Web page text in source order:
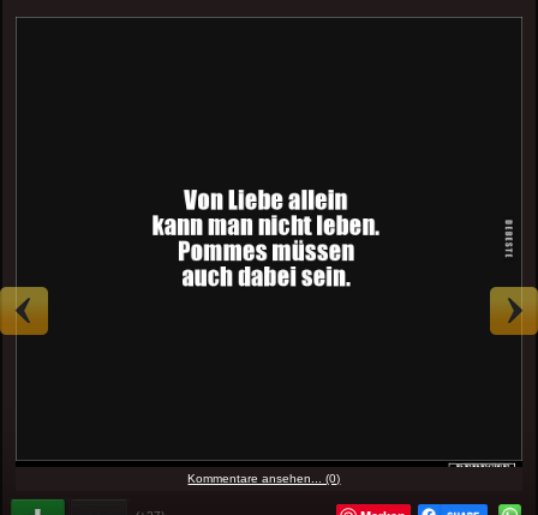
Kommentare ansehen... (0)